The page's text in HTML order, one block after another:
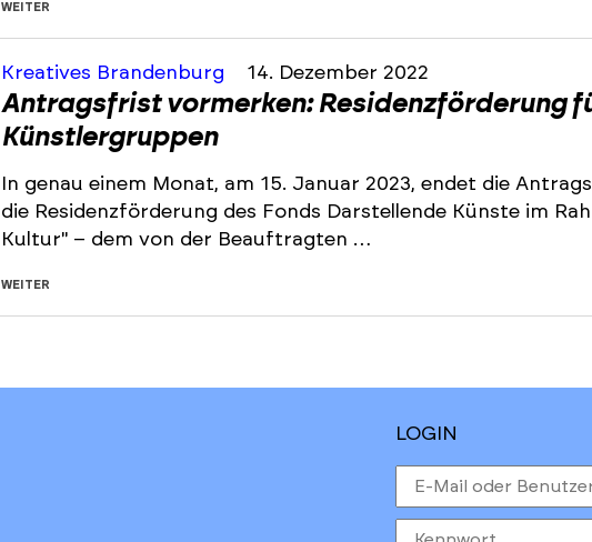
WEITER
Kreatives Brandenburg 14. Dezember 2022
Antragsfrist vormerken: Residenzförderung
Künstlergruppen
In genau einem Monat, am 15. Januar 2023, endet die
die Residenzförderung des Fonds Darstellende Künste im
Kultur" – dem von der Beauftragten …
WEITER
LOGIN